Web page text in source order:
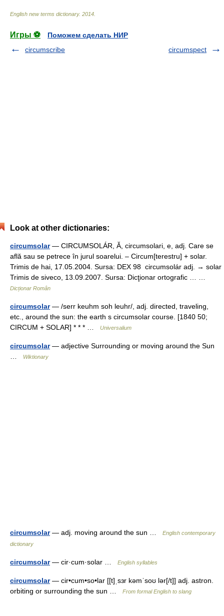
English new terms dictionary. 2014
Игры ⚽
Поможем сделать НИР
circumscribe
circumspect
Look at other dictionaries:
circumsolar— CIRCUMSOLÁR, Ă, circumsolari, e, adj. Care se
află sau se petrece în jurul soarelui. – Circum[terestru] + solar.
Trimis de hai, 17.05.2004. Sursa: DEX 98 circumsolár adj. → solar
Trimis de siveco, 13.09.2007. Sursa: Dicţionar ortografic … …
Dicționar Român
circumsolar— /serr keuhm soh leuhr/, adj. directed, traveling,
etc., around the sun: the earth s circumsolar course. [1840 50;
CIRCUM + SOLAR] * * * …
Universalium
circumsolar— adjective Surrounding or moving around the Sun
Wiktionary
circumsolar— adj. moving around the sun …
English contemporary
dictionary
circumsolar— cir·cum·solar … English syllables
circumsolar— cir•cum•so•lar [[t]ˌsɜr kəmˈsoʊ lər[/t]] adj. astron.
orbiting or surrounding the sun …
From formal English to slang